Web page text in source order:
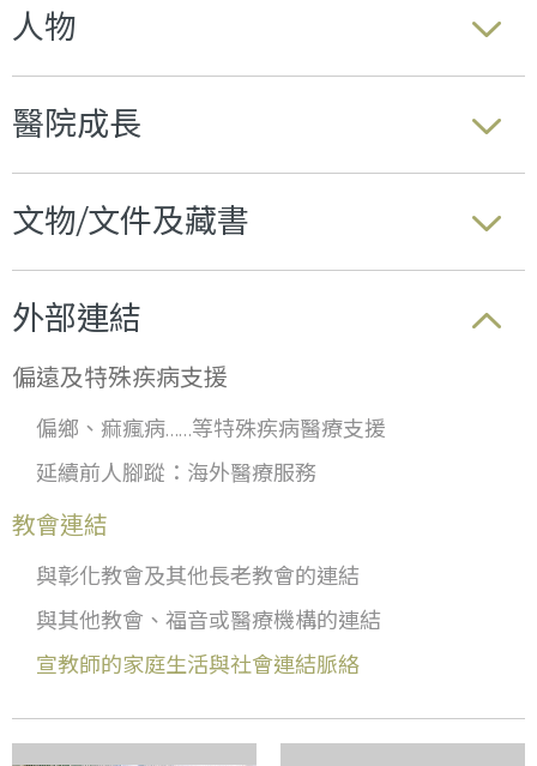
人物
醫院成長
文物/文件及藏書
外部連結
偏遠及特殊疾病支援
偏鄉、痲瘋病……等特殊疾病醫療支援
延續前人腳蹤：海外醫療服務
教會連結
與彰化教會及其他長老教會的連結
與其他教會、福音或醫療機構的連結
宣教師的家庭生活與社會連結脈絡